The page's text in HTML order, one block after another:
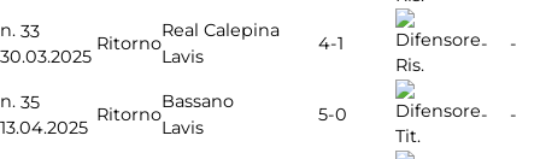
n. 33
30.03.2025
Ritorno
Real Calepina
Lavis
4-1
Ris.
- -
n. 35
13.04.2025
Ritorno
Bassano
Lavis
5-0
Tit.
- -